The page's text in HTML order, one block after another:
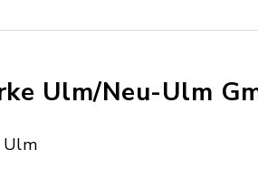
Ulm/Neu-Ulm
Ulm